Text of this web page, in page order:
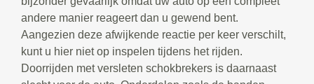
andere manier reageert dan u gewend bent.
Aangezien deze afwijkende reactie per keer verschilt,
kunt u hier niet op inspelen tijdens het rijden.
Doorrijden met versleten schokbrekers is daarnaast